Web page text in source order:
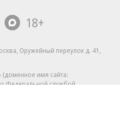
18+
Оружейный переулок д. 41,
(доменное имя сайта:
Федеральной службой